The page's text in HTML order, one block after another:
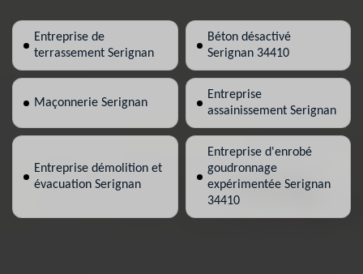
Entreprise de
terrassement Serignan
Béton désactivé
Serignan 34410
Maçonnerie Serignan
Entreprise
assainissement Serignan
Entreprise démolition et
évacuation Serignan
Entreprise d'enrobé
goudronnage
expérimentée Serignan
34410